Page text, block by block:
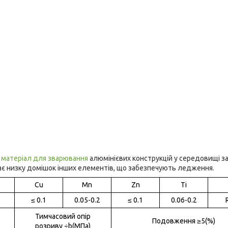
матеріал для зварювання алюмінієвих конструкцій у середовищі
низку домішок інших елементів, що забезпечують ледження.
Cu Mn Zn Ti
≤ 0.1
0.05-0.2 ≤ 0.1 0.06-0.2
Тимчасовий опір
розриву ÷b(MПа)
Подовження ≥5(%)